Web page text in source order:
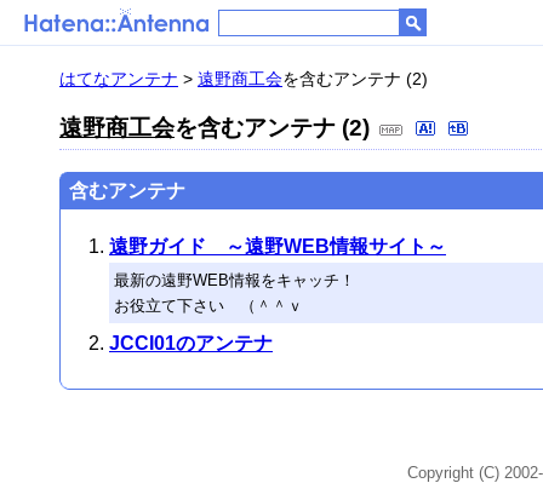
はてなアンテナ > 遠野商工会を含むアンテナ (2)
遠野商工会を含むアンテナ (2)
含むアンテナ
遠野ガイド ～遠野WEB情報サイト～
最新の遠野WEB情報をキャッチ！
お役立て下さい （＾＾ｖ
JCCI01のアンテナ
Copyright (C)